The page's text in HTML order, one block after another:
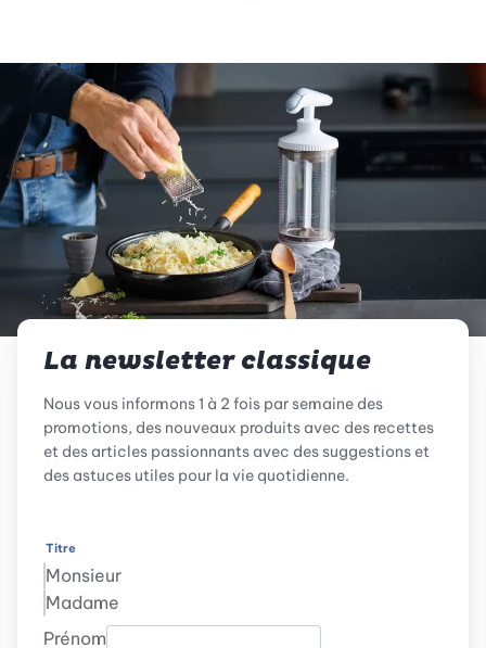
La newsletter classique
Nous vous informons 1 à 2 fois par semaine des
promotions, des nouveaux produits avec des recettes
et des articles passionnants avec des suggestions et
des astuces utiles pour la vie quotidienne.
Titre
Monsieur
Madame
Prénom